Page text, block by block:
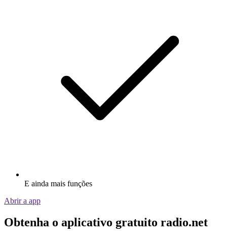
E ainda mais funções
Abrir a app
Obtenha o aplicativo gratuito radio.net